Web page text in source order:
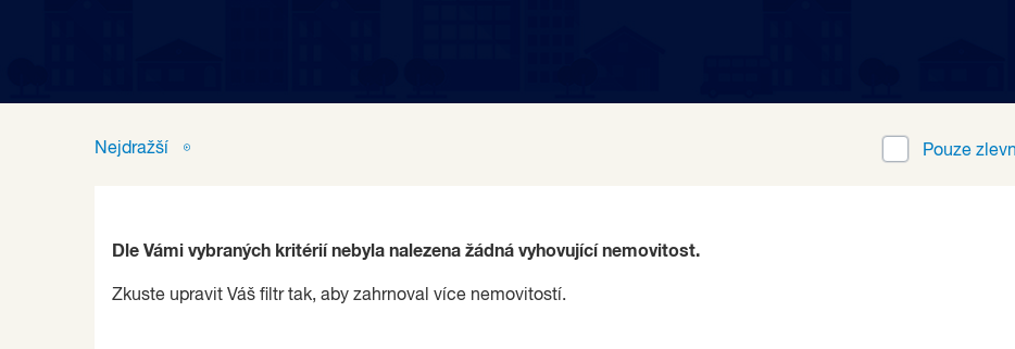
Nejdražší Pouze
Dle Vámi vybraných kritérií nebyla nalezena žádná vyhovující nemovitost.
Zkuste upravit Váš filtr tak, aby zahrnoval více nemovitostí.